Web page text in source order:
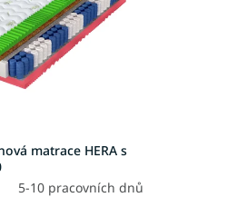
matrace HERA s
5-10 pracovních dnů